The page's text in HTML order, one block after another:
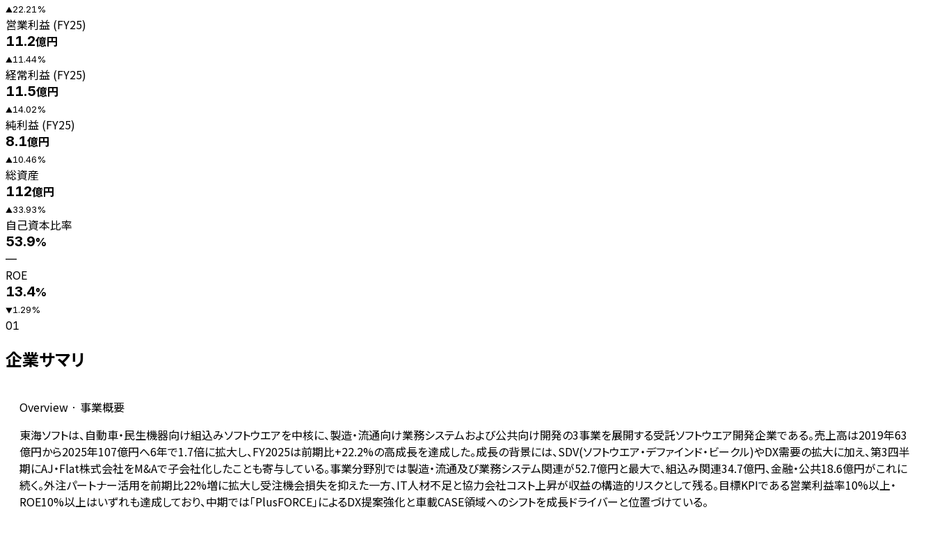
▲22.21 %
営業利益 (FY25)
11.2億円
▲11.44%
経常利益 (FY25)
11.5億円
▲14.02%
純利益 (FY25)
8.1億円
▲10.46%
総資産
112億円
▲33.93%
自己資本比率
53.9%
—
ROE
13.4%
▼1.29%
01
企業サマリ
Overview · 事業概要
東海ソフトは、自動車・民生機器向け組込みソフトウエアを中核に、製造・流通向け業務システムおよび公共向け開発の3事業を展開する受託ソフトウエア開発企業である。売上高は2019年63
億円から2025年107億円へ6年で1.7倍に拡大し、FY2025は前期比+22.2%の高成長を達成した。成長の背景には、SDV(ソフトウエア・デファインド・ビークル)やDX需要の拡大に加え、第3四半
期にAJ・Flat株式会社をM&Aで子会社化したことも寄与している。事業分野別では製造・流通及び業務システム関連が52.7億円と最大で、組込み関連34.7億円、金融・公共18.6億円がこれに
続く。外注パートナー活用を前期比22%増に拡大し受注機会損失を抑えた一方、IT人材不足と協力会社コスト上昇が収益の構造的リスクとして残る。目標KPIである営業利益率10%以上・
ROE10%以上はいずれも達成しており、中期では「PlusFORCE」によるDX提案強化と車載CASE領域へのシフトを成長ドライバーと位置づけている。